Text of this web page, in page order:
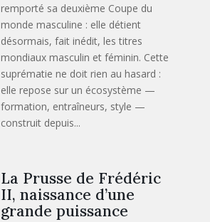
remporté sa deuxième Coupe du
monde masculine : elle détient
désormais, fait inédit, les titres
mondiaux masculin et féminin. Cette
suprématie ne doit rien au hasard :
elle repose sur un écosystème —
formation, entraîneurs, style —
construit depuis...
La Prusse de Frédéric
II, naissance d’une
grande puissance